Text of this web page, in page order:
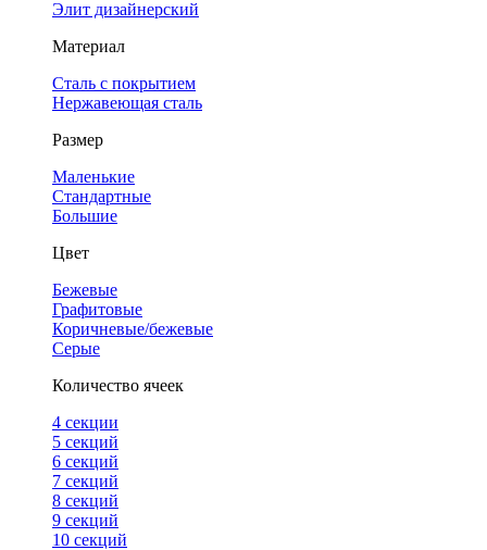
Элит дизайнерский
Материал
Сталь с покрытием
Нержавеющая сталь
Размер
Маленькие
Стандартные
Большие
Цвет
Бежевые
Графитовые
Коричневые/бежевые
Серые
Количество ячеек
4 cекции
5 секций
6 секций
7 секций
8 секций
9 секций
10 секций